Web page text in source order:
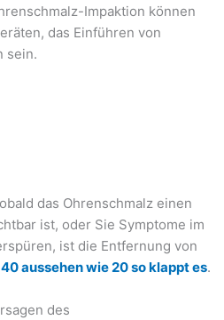
Impaktion können
das Einführen von
sein.
das Ohrenschmalz einen
ist, oder Sie Symptome im
ist die Entfernung von
aussehen wie 20 so klappt es.
des